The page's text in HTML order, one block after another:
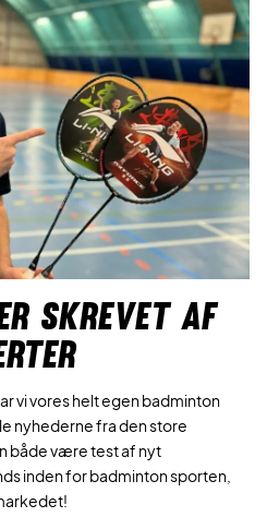
SKREVET AF
vi vores helt egen badminton
nyhederne fra den store
både være test af nyt
inden for badminton sporten,